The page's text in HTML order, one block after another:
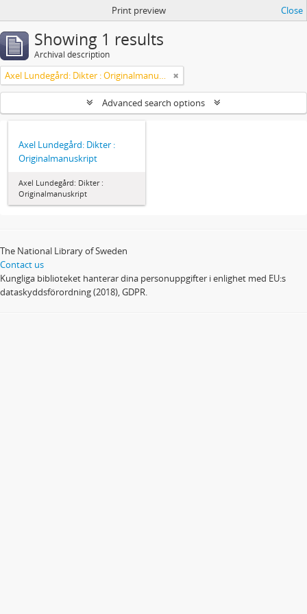
Print preview Close
Showing 1 results
Archival description
Axel Lundegård: Dikter : Originalmanuskript
Advanced search options
Axel Lundegård: Dikter :
Originalmanuskript
Axel Lundegård: Dikter :
Originalmanuskript
The National Library of Sweden
Contact us
Kungliga biblioteket hanterar dina personuppgifter i enlighet med EU:s
dataskyddsförordning (2018), GDPR.